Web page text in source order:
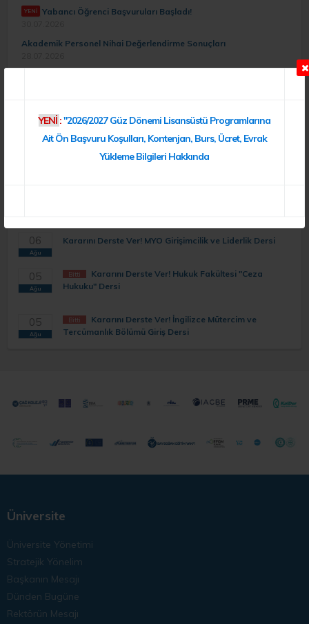
YENİ :"2026/2027 Güz Dönemi Lisansüstü Programlarına
Ait Ön Başvuru Koşulları, Kontenjan, Burs, Ücret, Evrak
Yükleme Bilgileri Hakkında
Yabancı Öğrenci Başvuruları Başladı!
Akademik Personel Nihai Değerlendirme Sonuçları
21.07.2026
06
Ağu
Kararını Derste Ver! MYO Girişimcilik ve Liderlik Dersi
05
Ağu
Bitti
Kararını Derste Ver! Hukuk Fakültesi "Ceza
Hukuku" Dersi
05
Ağu
Bitti
Kararını Derste Ver! İngilizce Mütercim ve
Tercümanlık Bölümü Giriş Dersi
Üniversite
Üniversite Yönetimi
Stratejik Yönelim
Başkanın Mesajı
Dünden Bugüne
Rektörün Mesajı